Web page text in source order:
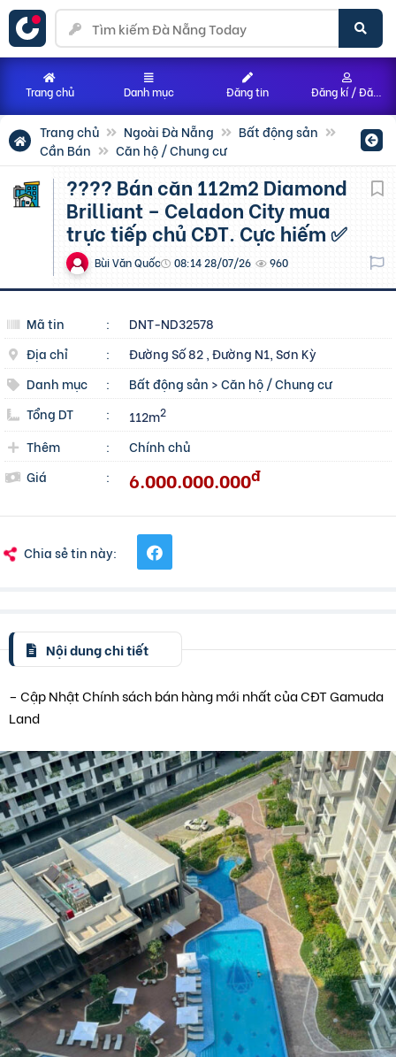
Trang chủ Ngoài Đà Nẵng
Bất động sản
Cần Bán
Căn hộ / Chung cư
???? Bán căn 112m2 Diamond
Brilliant – Celadon City mua
trực tiếp chủ CĐT. Cực hiếm ✅
Bùi Văn Quốc 08:14 28/07/26 960
Mã tin :
DNT-ND32578
Địa chỉ
:
Đường Số 82 , Đường N1, Sơn Kỳ
Danh mục
: Bất động sản >Căn hộ / Chung cư
Tổng DT
: 112m2
Thêm :
Chính chủ
Giá
: 6.000.000.000đ
Chia sẻ tin này:
Nội dung chi tiết
– Cập Nhật Chính sách bán hàng mới nhất của CĐT Gamuda
Land
Trang chủ Danh mục Đăng tin